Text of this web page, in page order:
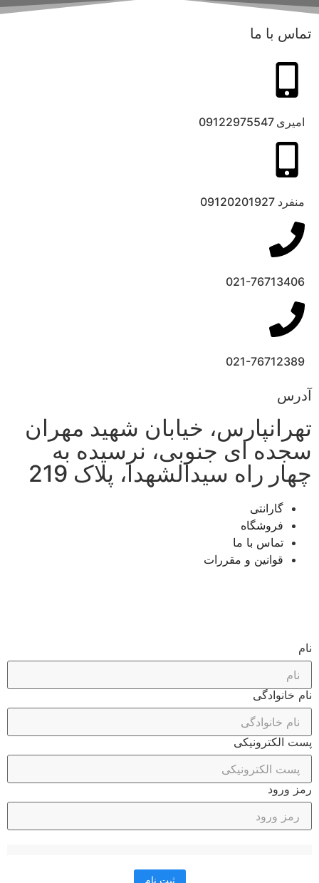
تماس با ما
امیری 09122975547
منفرد 09120201927
021-76713406
021-76712389
آدرس
تهرانپارس، خیابان شهید مهران
سجده ای جنوبی، نرسیده به
چهار راه سیدالشهدا، پلاک 219
گارانتی
فروشگاه
تماس با ما
قوانین و مقررات
نام
نام خانوادگی
پست الکترونیکی
رمز ورود
ثبت نام